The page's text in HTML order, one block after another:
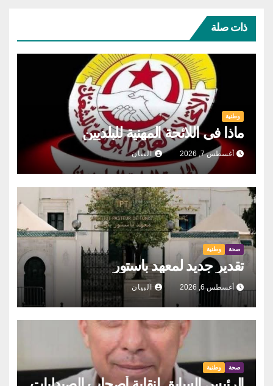
ذات صلة
وطنية
ماذا في اللائحة المهنية للبلديين
أغسطس 7, 2026 البيان
صحة وطنية
تقدير جديد لمعهد باستور
أغسطس 6, 2026 البيان
صحة وطنية